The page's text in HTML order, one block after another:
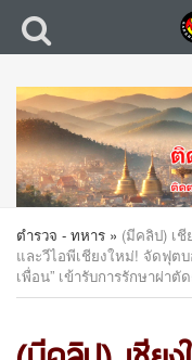
ตำรวจ - ทหาร » (มีคลิป) เ
และวีไอพีเชียงใหม่! จัดฟุต
เพื่อน” เข้ารับการรักษาผ่าตั